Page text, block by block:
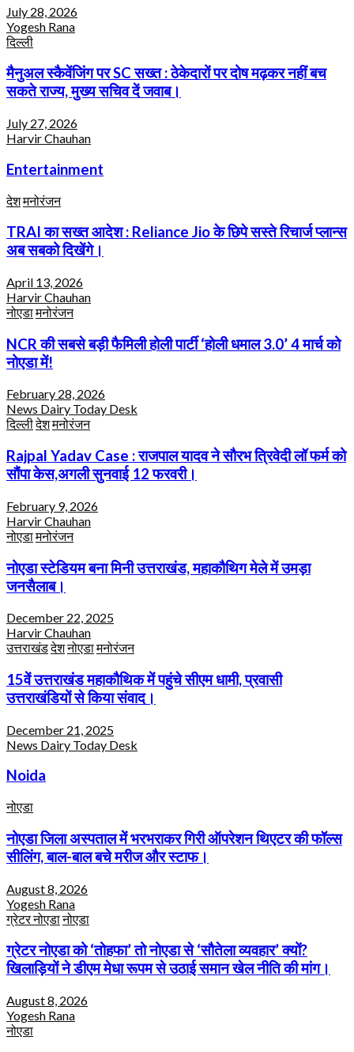
July 28, 2026
Yogesh Rana
दिल्ली
मैनुअल स्कैवेंजिंग पर SC सख्त : ठेकेदारों पर दोष मढ़कर नहीं बच
सकते राज्य, मुख्य सचिव दें जवाब।
July 27, 2026
Harvir Chauhan
Entertainment
देशमनोरंजन
TRAI का सख्त आदेश : Reliance Jio के छिपे सस्ते रिचार्ज प्लान्स
अब सबको दिखेंगे।
April 13, 2026
Harvir Chauhan
नोएडामनोरंजन
NCR की सबसे बड़ी फैमिली होली पार्टी ‘होली धमाल 3.0’ 4 मार्च को
नोएडा में!
February 28, 2026
News Dairy Today Desk
दिल्लीदेशमनोरंजन
Rajpal Yadav Case : राजपाल यादव ने सौरभ त्रिवेदी लॉ फर्म को
सौंपा केस,अगली सुनवाई 12 फरवरी।
February 9, 2026
Harvir Chauhan
नोएडामनोरंजन
नोएडा स्टेडियम बना मिनी उत्तराखंड, महाकौथिग मेले में उमड़ा
जनसैलाब।
December 22, 2025
Harvir Chauhan
उत्तराखंडदेशनोएडामनोरंजन
15वें उत्तराखंड महाकौथिक में पहुंचे सीएम धामी, प्रवासी
उत्तराखंडियों से किया संवाद।
December 21, 2025
News Dairy Today Desk
Noida
नोएडा
नोएडा जिला अस्पताल में भरभराकर गिरी ऑपरेशन थिएटर की फॉल्स
सीलिंग, बाल-बाल बचे मरीज और स्टाफ।
August 8, 2026
Yogesh Rana
ग्रेटर नोएडानोएडा
ग्रेटर नोएडा को ‘तोहफा’ तो नोएडा से ‘सौतेला व्यवहार’ क्यों?
खिलाड़ियों ने डीएम मेधा रूपम से उठाई समान खेल नीति की मांग।
August 8, 2026
Yogesh Rana
नोएडा